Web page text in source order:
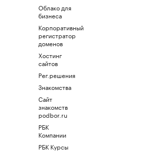
Облако для
бизнеса
Корпоративный
регистратор
доменов
Хостинг
сайтов
Рег.решения
Знакомства
Сайт
знакомств
podbor.ru
РБК
Компании
РБК Курсы